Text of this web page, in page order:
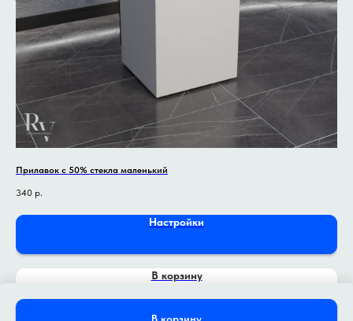
Прилавок с 50% стекла маленький
340 р.
Настройки
В корзину